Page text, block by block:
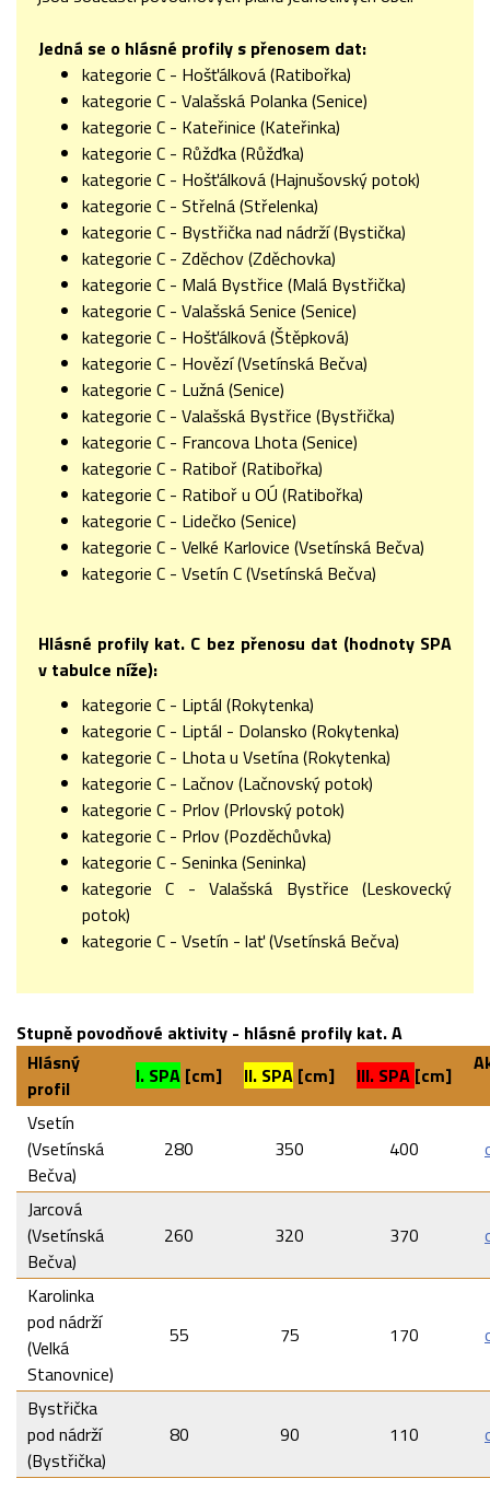
Jedná se o hlásné profily s přenosem dat:
kategorie C - Hošťálková (Ratibořka)
kategorie C - Valašská Polanka (Senice)
kategorie C - Kateřinice (Kateřinka)
kategorie C - Růžďka (Růžďka)
kategorie C - Hošťálková (Hajnušovský potok)
kategorie C - Střelná (Střelenka)
kategorie C - Bystřička nad nádrží (Bystička)
kategorie C - Zděchov (Zděchovka)
kategorie C - Malá Bystřice (Malá Bystřička)
kategorie C - Valašská Senice (Senice)
kategorie C - Hošťálková (Štěpková)
kategorie C - Hovězí (Vsetínská Bečva)
kategorie C - Lužná (Senice)
kategorie C - Valašská Bystřice (Bystřička)
kategorie C - Francova Lhota (Senice)
kategorie C - Ratiboř (Ratibořka)
kategorie C - Ratiboř u OÚ (Ratibořka)
kategorie C - Lidečko (Senice)
kategorie C - Velké Karlovice (Vsetínská Bečva)
kategorie C - Vsetín C (Vsetínská Bečva)
Hlásné profily kat. C bez přenosu dat (hodnoty SPA
v tabulce níže):
kategorie C - Liptál (Rokytenka)
kategorie C - Liptál - Dolansko (Rokytenka)
kategorie C - Lhota u Vsetína (Rokytenka)
kategorie C - Lačnov (Lačnovský potok)
kategorie C - Prlov (Prlovský potok)
kategorie C - Prlov (Pozděchůvka)
kategorie C - Seninka (Seninka)
kategorie C - Valašská Bystřice (Leskovecký
potok)
kategorie C - Vsetín - lať (Vsetínská Bečva)
Stupně povodňové aktivity - hlásné profily kat. A
Hlásný
profil
I. SPA [cm] II. SPA [cm] III. SPA [cm]
Vsetín
(Vsetínská
Bečva)
280 350 400
Jarcová
(Vsetínská
Bečva)
260 320 370
Karolinka
pod nádrží
(Velká
Stanovnice)
55 75 170
Bystřička
pod nádrží
(Bystřička)
80 90 110